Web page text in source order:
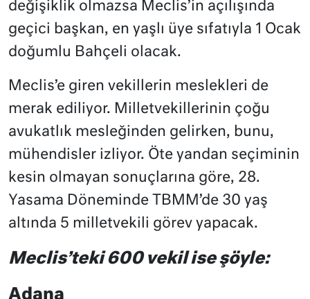
değişiklik olmazsa Meclis’in açılışında
geçici başkan, en yaşlı üye sıfatıyla 1 Ocak
doğumlu Bahçeli olacak.
Meclis’e giren vekillerin meslekleri de
merak ediliyor. Milletvekillerinin çoğu
avukatlık mesleğinden gelirken, bunu,
mühendisler izliyor. Öte yandan seçiminin
kesin olmayan sonuçlarına göre, 28.
Yasama Döneminde TBMM’de 30 yaş
altında 5 milletvekili görev yapacak.
Meclis’teki 600 vekil ise şöyle:
Adana